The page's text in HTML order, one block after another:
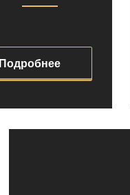
Подробнее